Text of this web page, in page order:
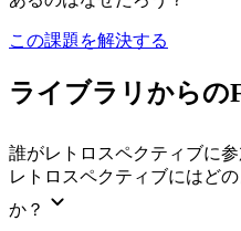
この課題を解決する
ライブラリからの
誰がレトロスペクティブに
レトロスペクティブにはど
か？